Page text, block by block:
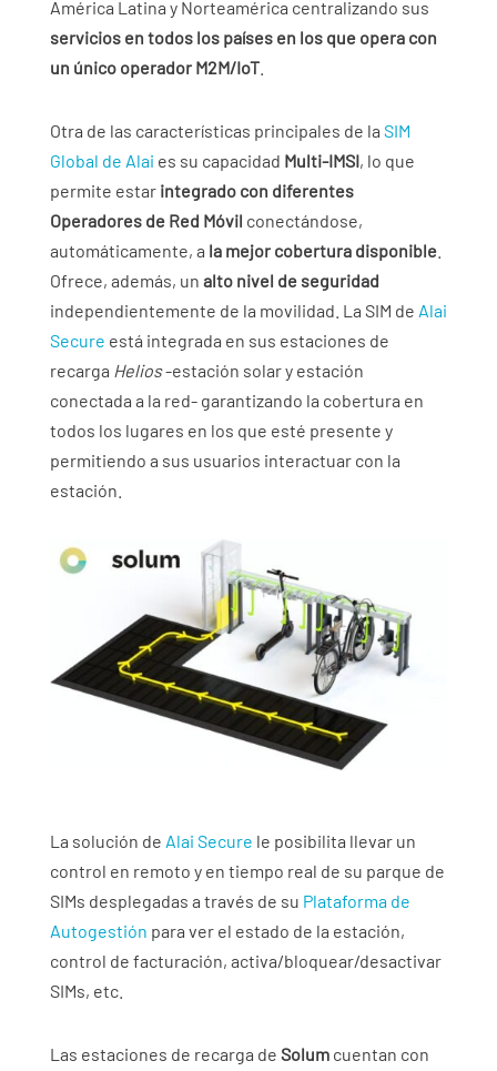
América Latina y Norteamérica centralizando sus
servicios en todos los países en los que opera con
un único operador M2M/IoT.
Otra de las características principales de la SIM
Global de Alai es su capacidad Multi-IMSI, lo que
permite estar integrado con diferentes
Operadores de Red Móvil conectándose,
automáticamente, a la mejor cobertura disponible.
Ofrece, además, un alto nivel de seguridad
independientemente de la movilidad. La SIM de Alai
Secure está integrada en sus estaciones de
recarga Helios-estación solar y estación
conectada a la red- garantizando la cobertura en
todos los lugares en los que esté presente y
permitiendo a sus usuarios interactuar con la
estación.
La solución de Alai Secure le posibilita llevar un
control en remoto y en tiempo real de su parque de
SIMs desplegadas a través de su Plataforma de
Autogestión para ver el estado de la estación,
control de facturación, activa/bloquear/desactivar
SIMs, etc.
Las estaciones de recarga de Solumcuentan con